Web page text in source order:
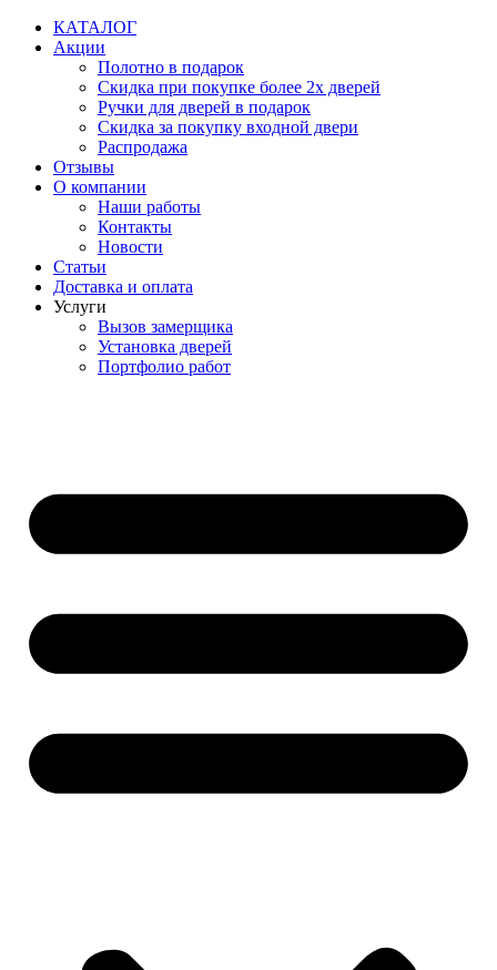
Перейти
содержимому
КАТАЛОГ
Акции
Полотно в подарок
Скидка при покупке более 2х дверей
Ручки для дверей в подарок
Скидка за покупку входной двери
Распродажа
Отзывы
О компании
Наши работы
Контакты
Новости
Статьи
Доставка и оплата
Услуги
Вызов замерщика
Установка дверей
Портфолио работ